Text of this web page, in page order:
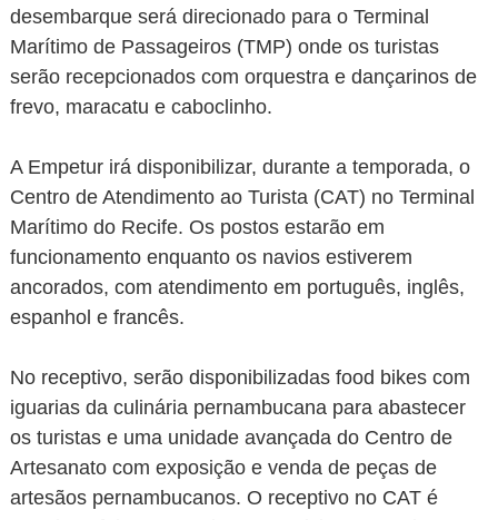
desembarque será direcionado para o Terminal
Marítimo de Passageiros (TMP) onde os turistas
serão recepcionados com orquestra e dançarinos de
frevo, maracatu e caboclinho.
A Empetur irá disponibilizar, durante a temporada, o
Centro de Atendimento ao Turista (CAT) no Terminal
Marítimo do Recife. Os postos estarão em
funcionamento enquanto os navios estiverem
ancorados, com atendimento em português, inglês,
espanhol e francês.
No receptivo, serão disponibilizadas food bikes com
iguarias da culinária pernambucana para abastecer
os turistas e uma unidade avançada do Centro de
Artesanato com exposição e venda de peças de
artesãos pernambucanos. O receptivo no CAT é